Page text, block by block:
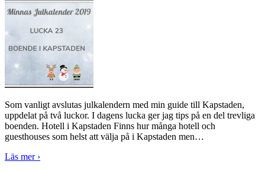
Som vanligt avslutas julkalendern med min guide till Kapstaden,
uppdelat på två luckor. I dagens lucka ger jag tips på en del trevliga
boenden. Hotell i Kapstaden Finns hur många hotell och
guesthouses som helst att välja på i Kapstaden men…
Läs mer ›